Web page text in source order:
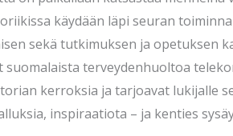
käydään läpi seuran
sekä tutkimuksen ja opetuksen
terveydenhuoltoa
kerroksia ja tarjoavat lukijalle
inspiraatiota – ja kenties